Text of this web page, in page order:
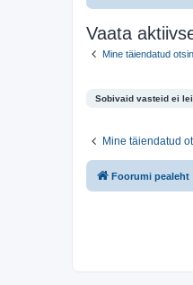
Vaata
Mine täiendatud
Sobivaid vasteid ei
Mine täiendatud
Foorumi pealeht